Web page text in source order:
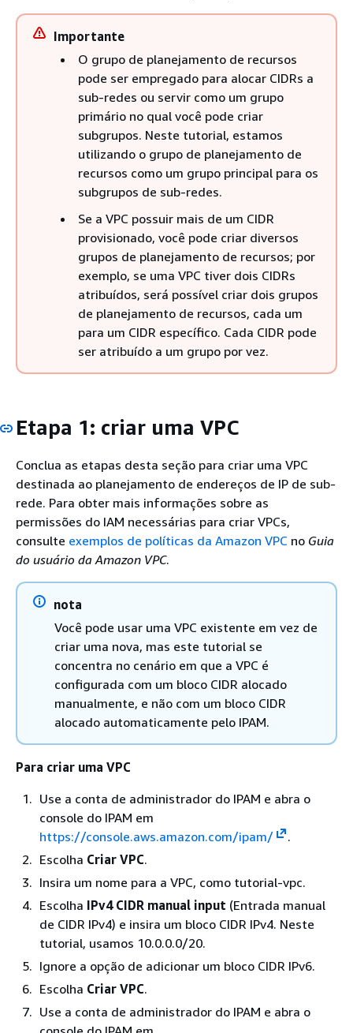
Importante
O grupo de planejamento de recursos
pode ser empregado para alocar CIDRs a
sub-redes ou servir como um grupo
primário no qual você pode criar
subgrupos. Neste tutorial, estamos
utilizando o grupo de planejamento de
recursos como um grupo principal para os
subgrupos de sub-redes.
Se a VPC possuir mais de um CIDR
provisionado, você pode criar diversos
grupos de planejamento de recursos; por
exemplo, se uma VPC tiver dois CIDRs
atribuídos, será possível criar dois grupos
de planejamento de recursos, cada um
para um CIDR específico. Cada CIDR pode
ser atribuído a um grupo por vez.
Etapa 1: criar uma VPC
Conclua as etapas desta seção para criar uma VPC
destinada ao planejamento de endereços de IP de sub-
rede. Para obter mais informações sobre as
permissões do IAM necessárias para criar VPCs,
consulte exemplos de políticas da Amazon VPC no Guia
do usuário da Amazon VPC.
nota
Você pode usar uma VPC existente em vez de
criar uma nova, mas este tutorial se
concentra no cenário em que a VPC é
configurada com um bloco CIDR alocado
manualmente, e não com um bloco CIDR
alocado automaticamente pelo IPAM.
Para criar uma VPC
Use a conta de administrador do IPAM e abra o
console do IPAM em
https://console.aws.amazon.com/ipam/
.
Escolha Criar VPC.
Insira um nome para a VPC, como tutorial-vpc.
Escolha IPv4 CIDR manual input (Entrada manual
de CIDR IPv4) e insira um bloco CIDR IPv4. Neste
tutorial, usamos 10.0.0.0/20.
Ignore a opção de adicionar um bloco CIDR IPv6.
Escolha Criar VPC.
Use a conta de administrador do IPAM e abra o